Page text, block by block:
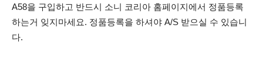
A58을 구입하고 반드시 소니 코리아 홈페이지에서 정품등록
하는거 잊지마세요. 정품등록을 하셔야 A/S 받으실 수 있습니
다.